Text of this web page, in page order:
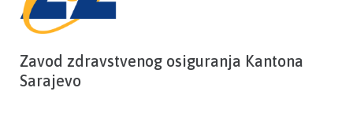
Zavod zdravstvenog osiguranja Kantona
Sarajevo